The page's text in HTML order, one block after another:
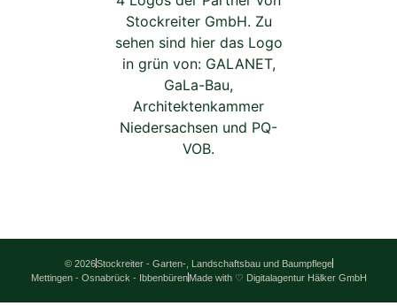
© 2026Stockreiter - Garten-, Landschaftsbau und Baumpflege
Mettingen - Osnabrück - Ibbenbüren Made with ♡ Digitalagentur Hälker GmbH